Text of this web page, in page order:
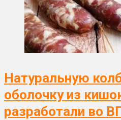
Натуральную
оболочку из
разработали во